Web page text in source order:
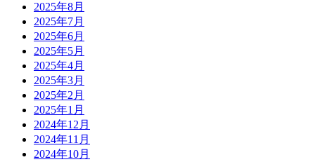
2025年8月
2025年7月
2025年6月
2025年5月
2025年4月
2025年3月
2025年2月
2025年1月
2024年12月
2024年11月
2024年10月